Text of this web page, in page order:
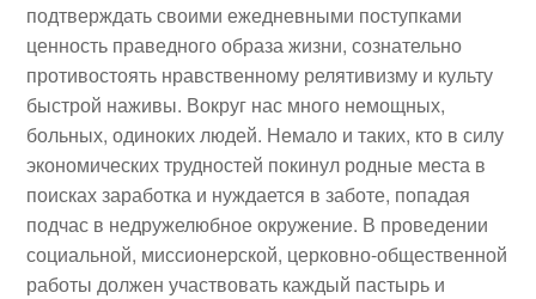
подтверждать своими ежедневными поступками
ценность праведного образа жизни, сознательно
противостоять нравственному релятивизму и культу
быстрой наживы. Вокруг нас много немощных,
больных, одиноких людей. Немало и таких, кто в силу
экономических трудностей покинул родные места в
поисках заработка и нуждается в заботе, попадая
подчас в недружелюбное окружение. В проведении
социальной, миссионерской, церковно-общественной
работы должен участвовать каждый пастырь и